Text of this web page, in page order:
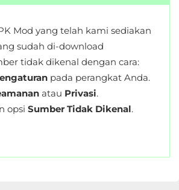
Mod yang telah kami sediakan
sudah di-download
tidak dikenal dengan cara:
pada perangkat Anda.
atau Privasi.
opsi Sumber Tidak Dikenal.